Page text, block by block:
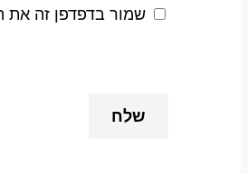
שמור בדפדפן זה את